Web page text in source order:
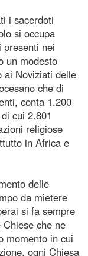
i sacerdoti
si occupa
presenti nei
un modesto
ai Noviziati delle
che di
conta 1.200
cui 2.801
religiose
in Africa e
delle
da mietere
si fa sempre
che ne
momento in cui
ogni Chiesa